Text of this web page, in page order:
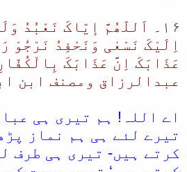
۱۶۔
اَللّھُمَّ إیّاکَ نَعْبُدُ
اِلَیْکَ نَسْعٰی وَنَحْفِدُ نَرْجُوْ
عَذَابَکَ اِنَّ عَذَابَکَ
عبدالرزاق ومصنف ابن
اے اللہ! ہم تیری ہی
تیرے لئے ہی ہم نماز
کرتے ہیں- تیری ہی طرف